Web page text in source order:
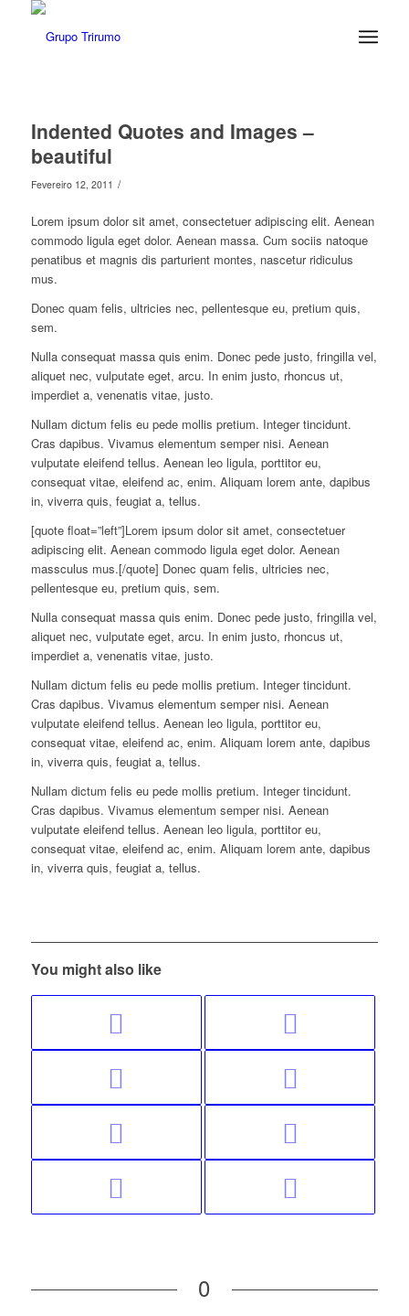
Indented Quotes and Images –
beautiful
Fevereiro 12, 2011 /
Lorem ipsum dolor sit amet, consectetuer adipiscing elit. Aenean
commodo ligula eget dolor. Aenean massa. Cum sociis natoque
penatibus et magnis dis parturient montes, nascetur ridiculus
mus.
Donec quam felis, ultricies nec, pellentesque eu, pretium quis,
sem.
Nulla consequat massa quis enim. Donec pede justo, fringilla vel,
aliquet nec, vulputate eget, arcu. In enim justo, rhoncus ut,
imperdiet a, venenatis vitae, justo.
Nullam dictum felis eu pede mollis pretium. Integer tincidunt.
Cras dapibus. Vivamus elementum semper nisi. Aenean
vulputate eleifend tellus. Aenean leo ligula, porttitor eu,
consequat vitae, eleifend ac, enim. Aliquam lorem ante, dapibus
in, viverra quis, feugiat a, tellus.
[quote float=”left”]Lorem ipsum dolor sit amet, consectetuer
adipiscing elit. Aenean commodo ligula eget dolor. Aenean
massculus mus.[/quote] Donec quam felis, ultricies nec,
pellentesque eu, pretium quis, sem.
Nulla consequat massa quis enim. Donec pede justo, fringilla vel,
aliquet nec, vulputate eget, arcu. In enim justo, rhoncus ut,
imperdiet a, venenatis vitae, justo.
Nullam dictum felis eu pede mollis pretium. Integer tincidunt.
Cras dapibus. Vivamus elementum semper nisi. Aenean
vulputate eleifend tellus. Aenean leo ligula, porttitor eu,
consequat vitae, eleifend ac, enim. Aliquam lorem ante, dapibus
in, viverra quis, feugiat a, tellus.
Nullam dictum felis eu pede mollis pretium. Integer tincidunt.
Cras dapibus. Vivamus elementum semper nisi. Aenean
vulputate eleifend tellus. Aenean leo ligula, porttitor eu,
consequat vitae, eleifend ac, enim. Aliquam lorem ante, dapibus
in, viverra quis, feugiat a, tellus.
You might also like
0